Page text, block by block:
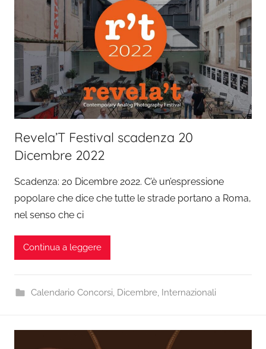
Revela’T Festival scadenza 20
Dicembre 2022
Scadenza: 20 Dicembre 2022. C’è un’espressione
popolare che dice che tutte le strade portano a Roma,
nel senso che ci
Continua a leggere
Calendario Concorsi Dicembre, Internazionali